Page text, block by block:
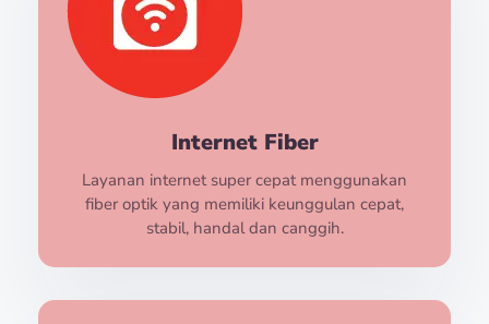
Internet Fiber
Layanan internet super cepat menggunakan
fiber optik yang memiliki keunggulan cepat,
stabil, handal dan canggih.